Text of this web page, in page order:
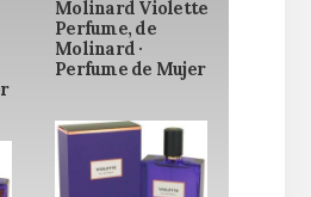
Molinard Violette
Perfume, de
Molinard ·
Perfume de Mujer